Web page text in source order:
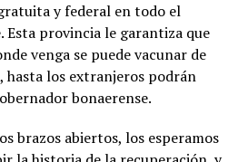
y federal en todo el
provincia le garantiza que
venga se puede vacunar de
los extranjeros podrán
bonaerense.
brazos abiertos, los esperamos